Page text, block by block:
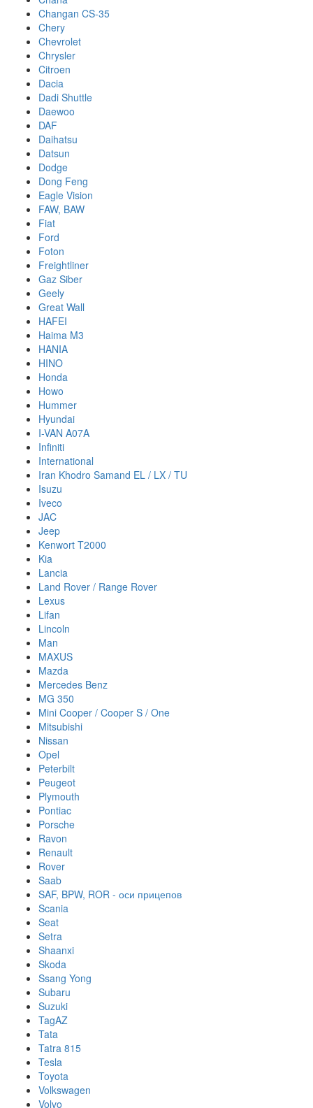
Changan CS-35
Chery
Chevrolet
Chrysler
Citroen
Dacia
Dadi Shuttle
Daewoo
DAF
Daihatsu
Datsun
Dodge
Dong Feng
Eagle Vision
FAW, BAW
Fiat
Ford
Foton
Freightliner
Gaz Siber
Geely
Great Wall
HAFEI
Haima M3
HANIA
HINO
Honda
Howo
Hummer
Hyundai
I-VAN A07A
Infiniti
International
Iran Khodro Samand EL / LX / TU
Isuzu
Iveco
JAC
Jeep
Kenwort T2000
Kia
Lancia
Land Rover / Range Rover
Lexus
Lifan
Lincoln
Man
MAXUS
Mazda
Mercedes Benz
MG 350
Mini Cooper / Cooper S / One
Mitsubishi
Nissan
Opel
Peterbilt
Peugeot
Plymouth
Pontiac
Porsche
Ravon
Renault
Rover
Saab
SAF, BPW, ROR - оси прицепов
Scania
Seat
Setra
Shaanxi
Skoda
Ssang Yong
Subaru
Suzuki
TagAZ
Tata
Tatra 815
Tesla
Toyota
Volkswagen
Volvo